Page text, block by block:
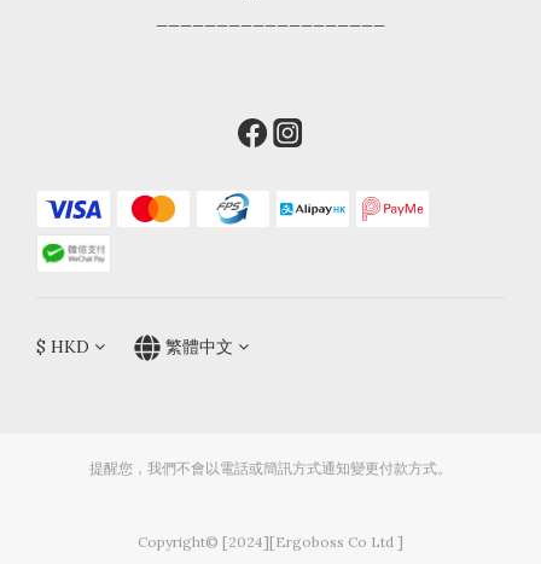
$ HKD 繁體中文
提醒您，我們不會以電話或簡訊方式通知變更付款方式。
Copyright© [2024][Ergoboss Co Ltd ]